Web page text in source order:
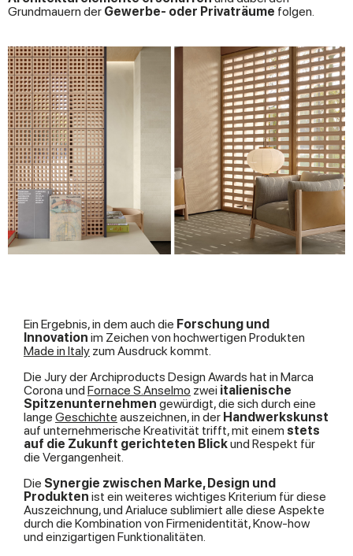
Grundmauern der Gewerbe- oder Privaträume folgen.
Ein Ergebnis, in dem auch die Forschung und
Innovation im Zeichen von hochwertigen Produkten
Made in Italy zum Ausdruck kommt.
Die Jury der Archiproducts Design Awards hat in Marca
Corona und Fornace S.Anselmo zwei italienische
Spitzenunternehmen gewürdigt, die sich durch eine
lange Geschichte auszeichnen, in der Handwerkskunst
auf unternehmerische Kreativität trifft, mit einem stets
auf die Zukunft gerichteten Blickund Respekt für
die Vergangenheit.
Die Synergie zwischen Marke, Design und
Produkten ist ein weiteres wichtiges Kriterium für diese
Auszeichnung, und Arialuce sublimiert alle diese Aspekte
durch die Kombination von Firmenidentität, Know-how
und einzigartigen Funktionalitäten.